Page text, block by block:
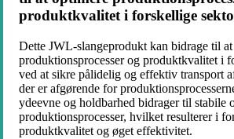
produktkvalitet i forskellige
Dette JWL-slangeprodukt kan bidrage til
produktionsprocesser og produktkvalitet i
ved at sikre pålidelig og effektiv transport
der er afgørende for
ydeevne og holdbarhed bidrager til stabile
produktionsprocesser, hvilket resulterer i
produktkvalitet og øget effektivitet.